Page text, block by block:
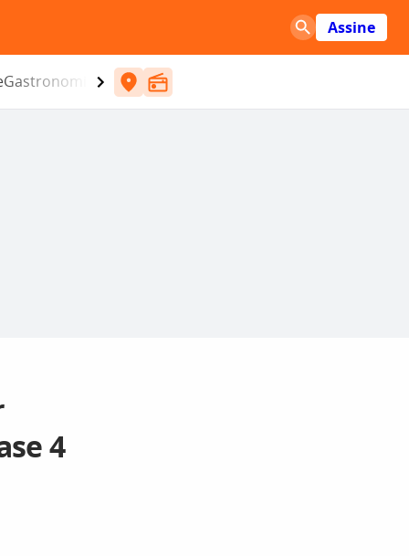
Assine
Gastronomia Entretenimento
4